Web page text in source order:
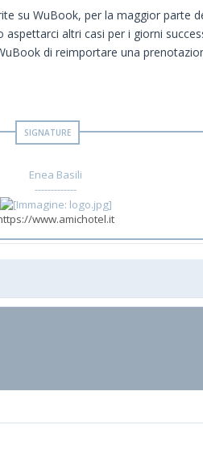
su WuBook, per la maggior parte
altri casi per i giorni
di reimportare una
Enea Basili
-------------
www.amichotel.it